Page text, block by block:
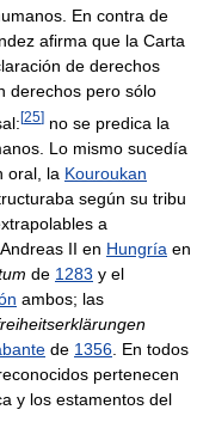
En contra de
afirma que la Carta
de derechos
derechos pero sólo
[25] no se predica la
Lo mismo sucedía
oral, la Kouroukan
según su tribu
a
II en Hungría en
de 1283 y el
ambos; las
de 1356 . En todos
pertenecen
y los estamentos del